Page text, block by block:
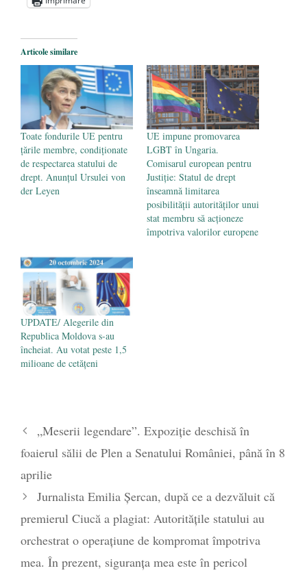
Statul care servește Națiunea
Legea Vexler produce efecte. Bustul
poetului Octavian Goga, înlăturat din Iași
- 16 aprilie 2026
Articole similare
Toate fondurile UE pentru
țările membre, condiționate
de respectarea statului de
drept. Anunțul Ursulei von
der Leyen
UE impune promovarea
LGBT în Ungaria.
Comisarul european pentru
Justiție: Statul de drept
înseamnă limitarea
posibilităţii autorităţilor unui
stat membru să acţioneze
împotriva valorilor europene
UPDATE/ Alegerile din
Republica Moldova s-au
încheiat. Au votat peste 1,5
milioane de cetățeni
„Meserii legendare”. Expoziție deschisă în
foaierul sălii de Plen a Senatului României, până în 8
aprilie
Jurnalista Emilia Șercan, după ce a dezvăluit că
premierul Ciucă a plagiat: Autoritățile statului au
orchestrat o operațiune de kompromat împotriva
mea. În prezent, siguranța mea este în pericol